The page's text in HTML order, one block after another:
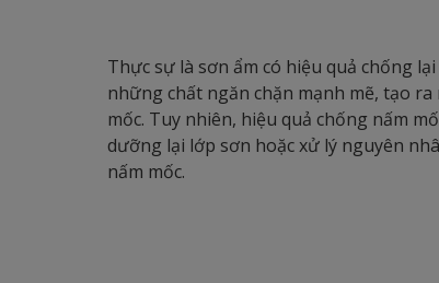
Thực sự là sơn ẩm có hiệu quả chống
những chất ngăn chặn mạnh mẽ, tạo
mốc. Tuy nhiên, hiệu quả chống nấm
dưỡng lại lớp sơn hoặc xử lý nguyên
nấm mốc.